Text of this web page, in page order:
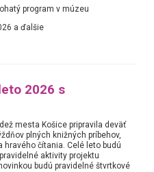
program v múzeu
a ďalšie
2026 s
mesta Košice pripravila deväť
plných knižných príbehov,
hravého čítania. Celé leto budú
aktivity projektu
budú pravidelné štvrtkové